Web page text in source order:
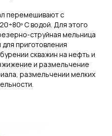
перемешивают с
С водой. Для этого
струйная мельница
приготовления
скважин на нефть и
и размельчение
размельчении мелких